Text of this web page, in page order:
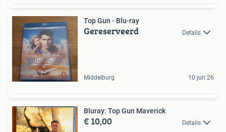
Top Gun - Blu-ray
Gereserveerd Details
Middelburg 10 jun 26
Bluray: Top Gun Maverick
€ 10,00 Details